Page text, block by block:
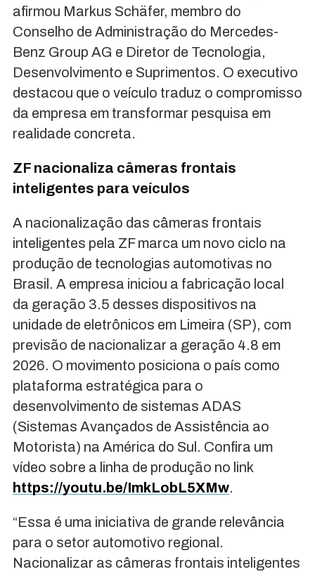
afirmou Markus Schäfer, membro do
Conselho de Administração do Mercedes-
Benz Group AG e Diretor de Tecnologia,
Desenvolvimento e Suprimentos. O executivo
destacou que o veículo traduz o compromisso
da empresa em transformar pesquisa em
realidade concreta.
ZF nacionaliza câmeras frontais
inteligentes para veículos
A nacionalização das câmeras frontais
inteligentes pela ZF marca um novo ciclo na
produção de tecnologias automotivas no
Brasil. A empresa iniciou a fabricação local
da geração 3.5 desses dispositivos na
unidade de eletrônicos em Limeira (SP), com
previsão de nacionalizar a geração 4.8 em
2026. O movimento posiciona o país como
plataforma estratégica para o
desenvolvimento de sistemas ADAS
(Sistemas Avançados de Assistência ao
Motorista) na América do Sul. Confira um
vídeo sobre a linha de produção no link
https://youtu.be/ImkLobL5XMw.
“Essa é uma iniciativa de grande relevância
para o setor automotivo regional.
Nacionalizar as câmeras frontais inteligentes